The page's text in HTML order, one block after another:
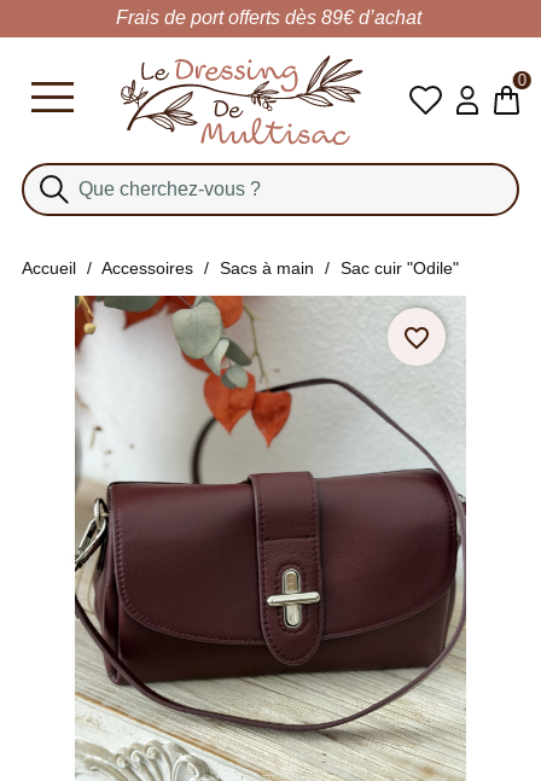
0
Frais de port offerts dès 89€ d’achat
Accueil Accessoires Sacs à main Sac cuir "Odile"
favorite_border